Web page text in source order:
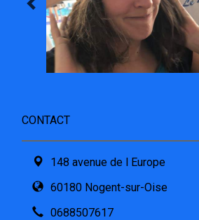
CONTACT
148 avenue de l Europe
60180 Nogent-sur-Oise
0688507617